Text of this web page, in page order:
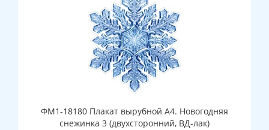
ФМ1-18180 Плакат вырубной А4. Новогодняя
снежинка 3 (двухсторонний, ВД-лак)